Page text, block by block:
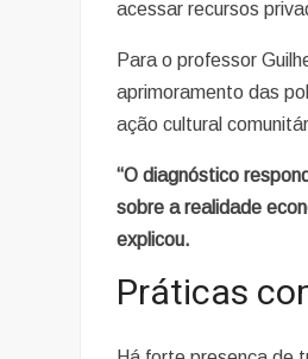
acessar recursos
Para o professor
aprimoramento das
ação cultural
“O diagnóstico
sobre a realidade
explicou.
Práticas